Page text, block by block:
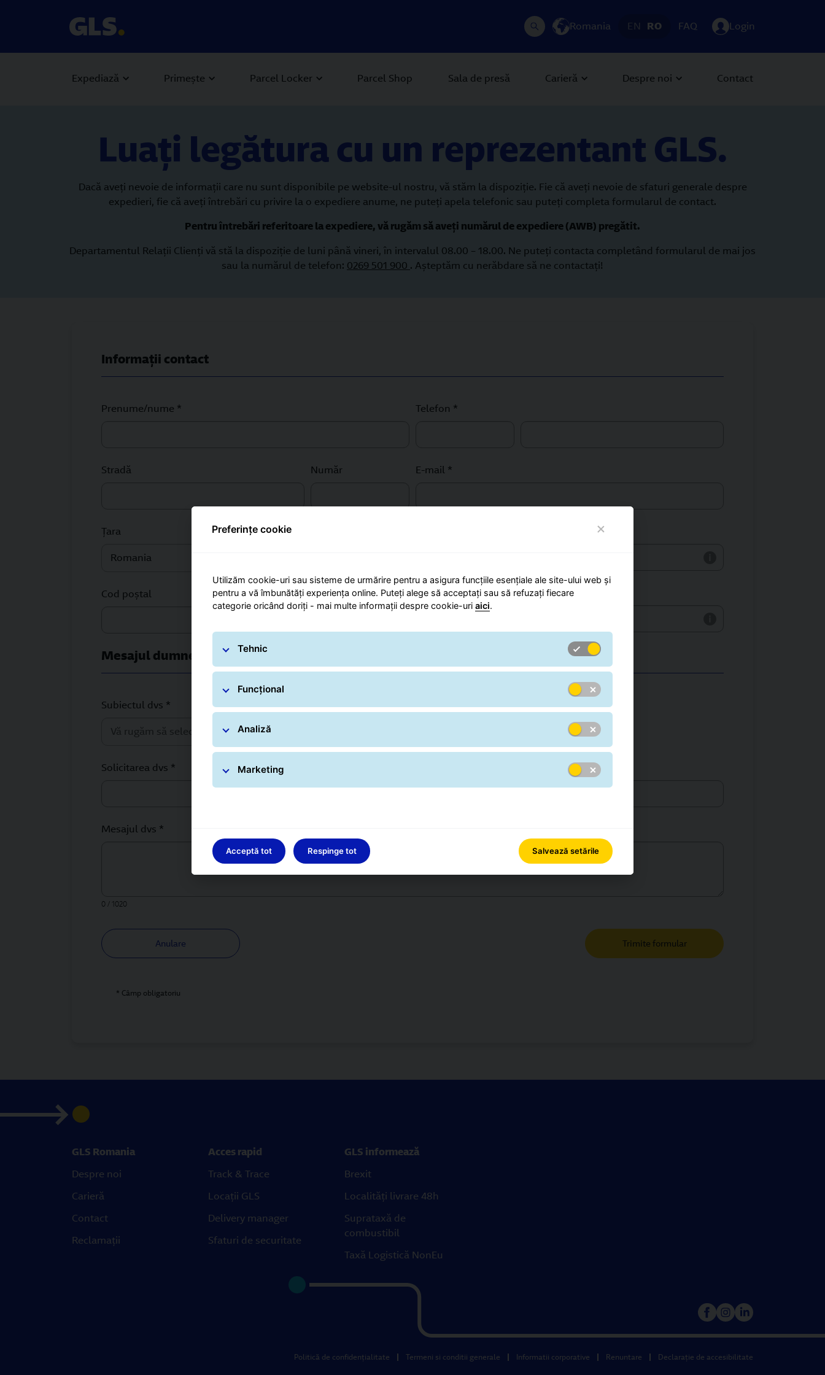
Romania EN RO FAQ Login
Expediază Primește Parcel Locker Parcel Shop Sala de presă Carieră Despre noi Contact
Luați legătura cu un reprezentant GLS.
Dacă aveţi nevoie de informaţii care nu sunt disponibile pe website-ul nostru, vă stăm la dispoziţie. Fie că aveţi nevoie de sfaturi generale despre
expedieri, fie că aveţi întrebări cu privire la o expediere anume, ne puteţi apela telefonic sau puteţi completa formularul de contact.
Pentru întrebări referitoare la expediere, vă rugăm să aveți numărul de expediere (AWB) pregătit.
Departamentul Relaţii Clienţi vă stă la dispoziţie de luni până vineri, în intervalul 08.00 – 18.00. Ne puteți contacta completând formularul de mai jos
sau la numărul de telefon: 0269 501 900 . Aşteptăm cu nerăbdare să ne contactaţi!
Informații contact
Prenume/nume *
Stradă Număr
Ţara
Romania
Cod poştal
Oraş
Selector
Telefon *
E-mail *
Număr colet
Mesajul dumneavoastră
Subiectul dvs *
Vă rugăm să selectați o opțiune
Solicitarea dvs *
Mesajul dvs *
0 / 1020
Trimite formular
Anulare
* Câmp obligatoriu
GLS Romania
Despre noi
Carieră
Contact
Reclamații
Acces rapid
Track & Trace
Locații GLS
Delivery manager
Sfaturi de securitate
GLS informează
Brexit
Localități livrare 48h
Suprataxă de
combustibil
Taxă Logistică NonEu
Politică de confidenţialitate Termeni si conditii generale Informatii corporative Renuntare Declarație de accesibilitate
Preferințe cookie
Utilizăm cookie-uri sau sisteme de urmărire pentru a asigura funcțiile esențiale ale site-ului web și
pentru a vă îmbunătăți experiența online. Puteți alege să acceptați sau să refuzați fiecare
categorie oricând doriți - mai multe informații despre cookie-uri aici.
Tehnic
Funcțional
Analiză
Marketing
Acceptă tot Respinge tot Salvează setările